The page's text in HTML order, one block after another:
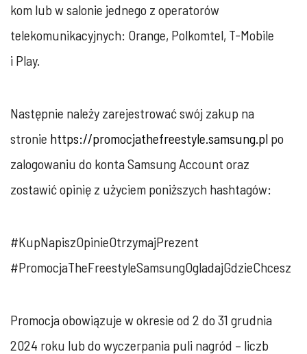
kom ‎lub w salonie jednego z operatorów
telekomunikacyjnych: Orange, Polkomtel, T-Mobile
i ‎Play.‎
Następnie należy zarejestrować swój zakup na
‎stronie https://promocjathefreestyle.samsung.pl po
zalogowaniu do konta Samsung Account ‎oraz
zostawić opinię z użyciem poniższych hashtagów:‎
‎#KupNapiszOpinieOtrzymajPrezent
‎‎#PromocjaTheFreestyleSamsungOgladajGdzieChcesz‎
Promocja obowiązuje w okresie od 2 do 31 grudnia
2024 roku lub do wyczerpania puli ‎nagród – liczb